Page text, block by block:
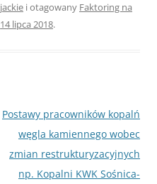
i otagowany Faktoring na
14 lipca 2018.
Postawy pracowników kopalń
węgla kamiennego wobec
zmian restrukturyzacyjnych
np. Kopalni KWK Sośnica-